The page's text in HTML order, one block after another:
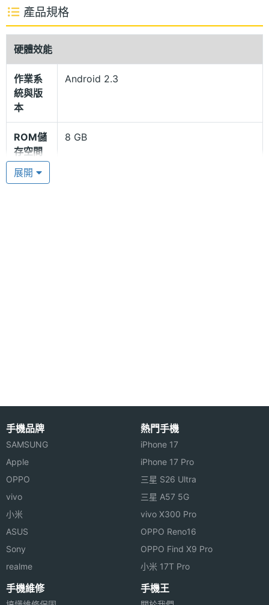
全機頂級材質、防震機身
TAGHEUER 豪雅 RACER 賽車手機使用嚴謹的製造標
準，手機擁有超高扭力及強度，全機擁有超輕元件和
防震機身結構，採用專業賽車和飛行器製造的材質如
二級鈦合金、輕巧強韌的碳纖維、全拋光黑色 PVD、
不鏽鋼以及黑色 F1 方程式賽車專用高級橡膠等材料。
特別值得一提的是，手機專用的豪雅動感 Widgets 時
◎ 機身設計由尖端賽車和飛行器材料打造
◎ 3.5 吋觸控螢幕、1,600 萬畫素
◎ 採用 Android 2.3 Gingerbread 作業系統
◎ 500 萬畫素自動對焦相機、VGA 畫素視訊鏡頭
產品規格
硬體效能
作業系
統與版
本
Android 2.3
ROM儲
存空間
8 GB
記憶卡
色彩
相機規格
主相機
畫素
主相機
展開
手機品牌
SAMSUNG
Apple
OPPO
vivo
小米
ASUS
Sony
realme
熱門手機
iPhone 17
iPhone 17 Pro
三星 S26 Ultra
三星 A57 5G
vivo X300 Pro
OPPO Reno16
OPPO Find X9 Pro
小米 17T Pro
手機維修 手機王